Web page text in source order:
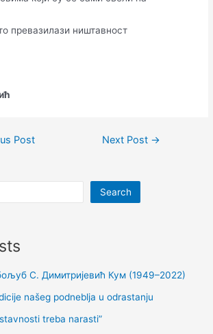
превазилази ништавност
Post Next Post →
Search
С. Димитријевић Кум (1949–2022)
našeg podneblja u odrastanju
treba narasti”